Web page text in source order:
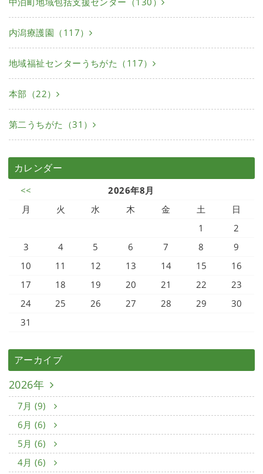
内潟療護園（117）
地域福祉センターうちがた（117）
本部（22）
第二うちがた（31）
カレンダー
<<
2026年8月
月
火 水 木 金 土
日
1
2
3
4 5 6 7 8
9
10
11 12 13 14 15
16
17
18 19 20 21 22
23
24
25 26 27 28 29
30
31
アーカイブ
2026年
7月 (9)
6月 (6)
5月 (6)
4月 (6)